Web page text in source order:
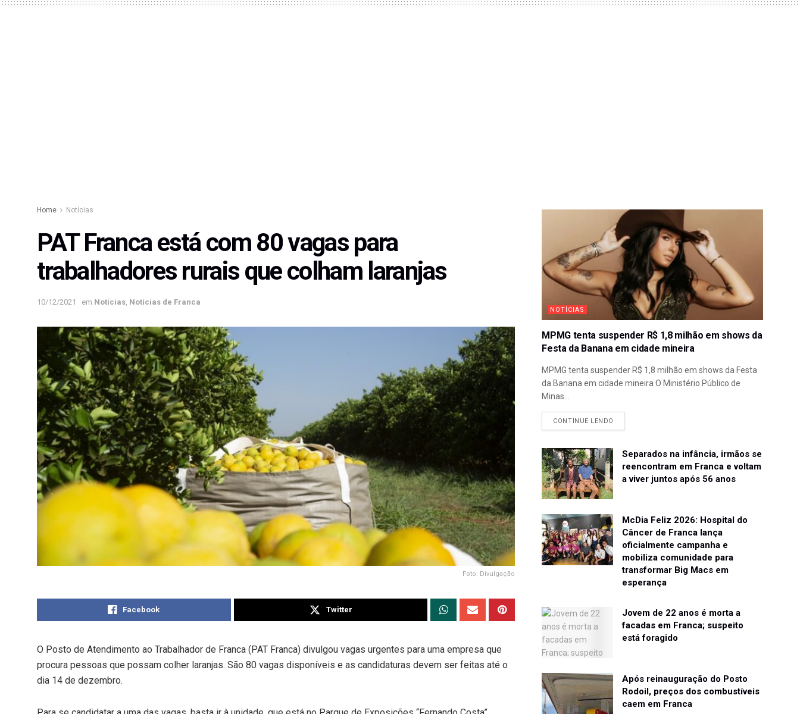
Home Notícias
PAT Franca está com 80 vagas para
trabalhadores rurais que colham laranjas
10/12/2021 em Notícias, Notícias de Franca
Foto: Divulgação
Facebook Twitter
O Posto de Atendimento ao Trabalhador de Franca (PAT Franca) divulgou vagas urgentes para uma empresa que
procura pessoas que possam colher laranjas. São 80 vagas disponíveis e as candidaturas devem ser feitas até o
dia 14 de dezembro.
NOTÍCIAS
MPMG tenta suspender R$ 1,8 milhão em shows da
Festa da Banana em cidade mineira
MPMG tenta suspender R$ 1,8 milhão em shows da Festa
da Banana em cidade mineira O Ministério Público de
Minas...
CONTINUE LENDO
Separados na infância, irmãos se
reencontram em Franca e voltam
a viver juntos após 56 anos
McDia Feliz 2026: Hospital do
Câncer de Franca lança
oficialmente campanha e
mobiliza comunidade para
transformar Big Macs em
esperança
Jovem de 22 anos é morta a
facadas em Franca; suspeito
está foragido
Após reinauguração do Posto
Rodoil, preços dos combustíveis
caem em Franca